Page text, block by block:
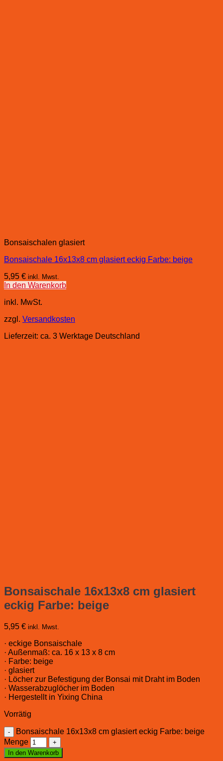
Bonsaischalen glasiert
Bonsaischale 16x13x8 cm glasiert eckig Farbe: beige
5,95 € inkl. Mwst.
In den Warenkorb
inkl. MwSt.
zzgl. Versandkosten
Lieferzeit: ca. 3 Werktage Deutschland
Bonsaischale 16x13x8 cm glasiert
eckig Farbe: beige
5,95 € inkl. Mwst.
· eckige Bonsaischale
· Außenmaß: ca. 16 x 13 x 8 cm
· Farbe: beige
· glasiert
· Löcher zur Befestigung der Bonsai mit Draht im Boden
· Wasserabzuglöcher im Boden
· Hergestellt in Yixing China
Vorrätig
Bonsaischale 16x13x8 cm glasiert eckig Farbe: beige
Menge
In den Warenkorb